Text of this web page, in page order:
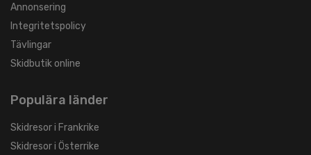
Annonsering
Integritetspolicy
Tävlingar
Skidbutik online
Populära länder
Skidresor i Frankrike
Skidresor i Österrike